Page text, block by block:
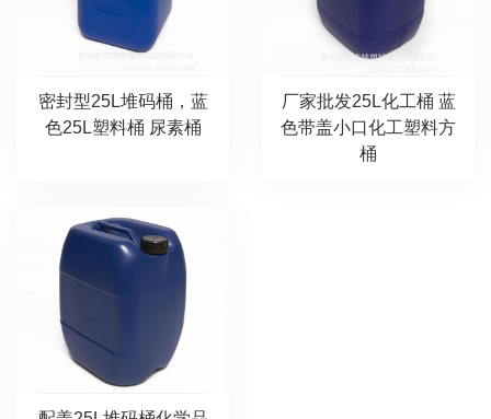
密封型25L堆码桶，蓝
色25L塑料桶 尿素桶
厂家批发25L化工桶 蓝
色带盖小口化工塑料方
桶